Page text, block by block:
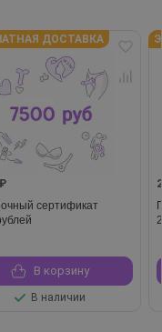
ДОСТАВКА
сертификат
В корзину
В наличии